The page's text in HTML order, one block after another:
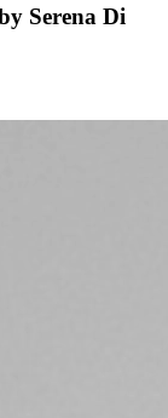
Serena Di